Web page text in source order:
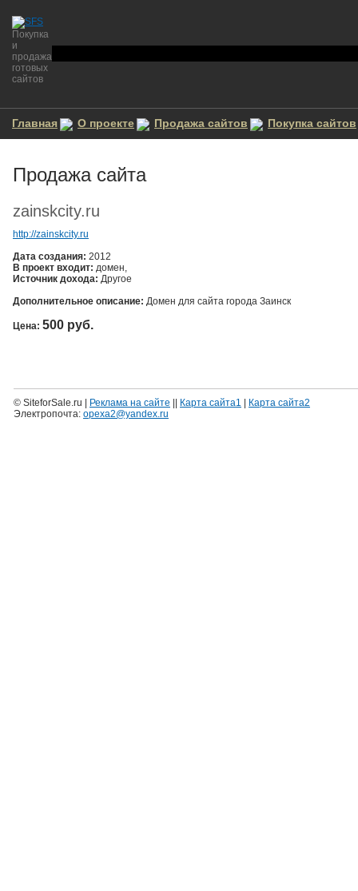
Покупка
и
продажа
готовых
сайтов
Главная О проекте Продажа сайтов Покупка сайтов
Продажа сайта
zainskcity.ru
http://zainskcity.ru
Дата создания: 2012
В проект входит: домен,
Источник дохода: Другое
Дополнительное описание: Домен для сайта города Заинск
Цена: 500 руб.
© SiteforSale.ru | Реклама на сайте Карта сайта1
Карта сайта2
Электропочта: opexa2@yandex.ru